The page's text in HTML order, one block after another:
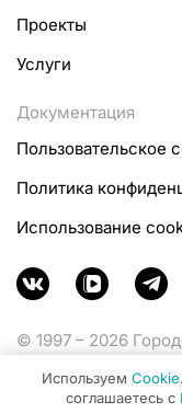
Проекты
Услуги
Документация
Пользовательское
Политика
Использование
© 1997 – 2026
Министерства
Используем Cookie
соглашаетесь с